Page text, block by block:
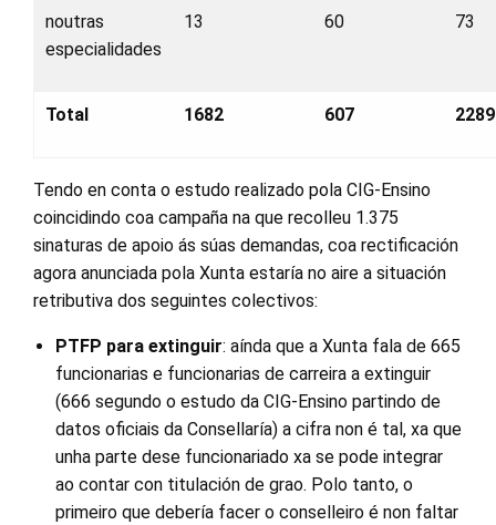
noutras
especialidades
13 60 73
Total 1682 607 2289
Tendo en conta o estudo realizado pola CIG-Ensino
coincidindo coa campaña na que recolleu 1.375
sinaturas de apoio ás súas demandas, coa rectificación
agora anunciada pola Xunta estaría no aire a situación
retributiva dos seguintes colectivos:
PTFP para extinguir: aínda que a Xunta fala de 665
funcionarias e funcionarias de carreira a extinguir
(666 segundo o estudo da CIG-Ensino partindo de
datos oficiais da Consellaría) a cifra non é tal, xa que
unha parte dese funcionariado xa se pode integrar
ao contar con titulación de grao. Polo tanto, o
primeiro que debería facer o conselleiro é non faltar